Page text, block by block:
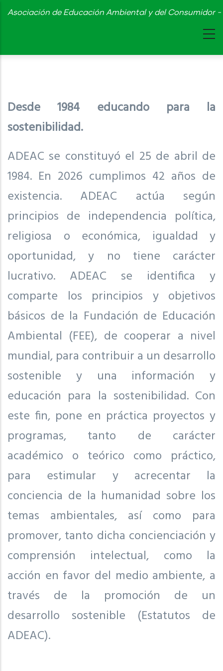
Skip
content
Asociación de Educación Ambiental y del Consumidor
Desde 1984 educando para la
sostenibilidad.
ADEAC se constituyó el 25 de abril de
1984. En 2026 cumplimos 42 años de
existencia. ADEAC actúa según
principios de independencia política,
religiosa o económica, igualdad y
oportunidad, y no tiene carácter
lucrativo. ADEAC se identifica y
comparte los principios y objetivos
básicos de la Fundación de Educación
Ambiental (FEE), de cooperar a nivel
mundial, para contribuir a un desarrollo
sostenible y una información y
educación para la sostenibilidad. Con
este fin, pone en práctica proyectos y
programas, tanto de carácter
académico o teórico como práctico,
para estimular y acrecentar la
conciencia de la humanidad sobre los
temas ambientales, así como para
promover, tanto dicha concienciación y
comprensión intelectual, como la
acción en favor del medio ambiente, a
través de la promoción de un
desarrollo sostenible (Estatutos de
ADEAC).